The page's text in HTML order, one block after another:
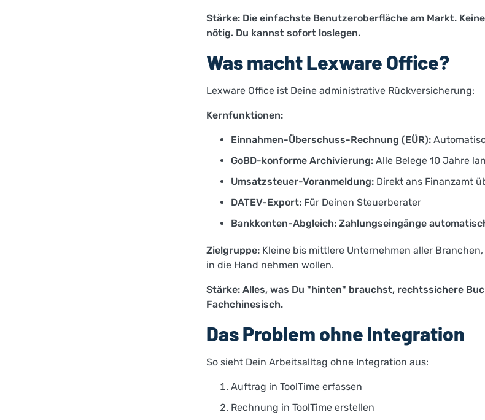
Stärke: Die einfachste Benutzeroberfläche am Markt.
nötig. Du kannst sofort loslegen.
Was macht Lexware Office?
Lexware Office ist Deine administrative Rückversicherung:
Kernfunktionen:
Einnahmen-Überschuss-Rechnung (EÜR):
GoBD-konforme Archivierung: Alle Belege 10 Jahre
Umsatzsteuer-Voranmeldung: Direkt ans Finanzamt
DATEV-Export: Für Deinen Steuerberater
Bankkonten-Abgleich: Zahlungseingänge
Zielgruppe: Kleine bis mittlere Unternehmen aller
in die Hand nehmen wollen.
Stärke: Alles, was Du "hinten" brauchst, rechtssichere
Fachchinesisch.
Das Problem ohne Integration
So sieht Dein Arbeitsalltag ohne Integration aus:
Auftrag in ToolTime erfassen
Rechnung in ToolTime erstellen